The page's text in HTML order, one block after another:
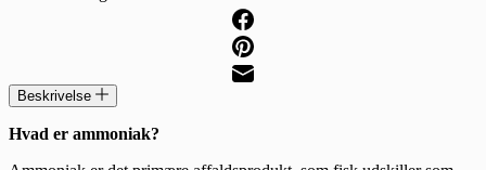
Beskrivelse
Hvad er ammoniak?